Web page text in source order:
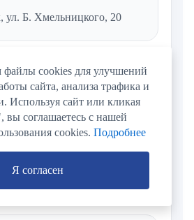
ул. Б. Хмельницкого, 20
MAX
cookies для улучшений
сайта, анализа трафика и
Используя сайт или кликая
вы соглашаетесь с нашей
cookies. Подробнее
Я согласен